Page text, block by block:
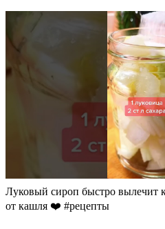
Луковый сироп быстро вылечит
от кашля ❤️ #рецепты